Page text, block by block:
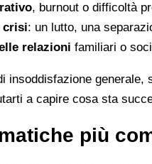
, burnout o difficoltà
crisi: un lutto, una
relazioni familiari o
insoddisfazione
a capire cosa sta
più